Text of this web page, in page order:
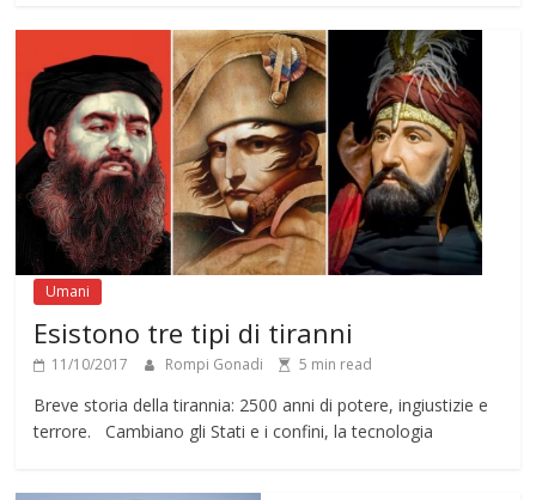
Umani
Esistono tre tipi di tiranni
11/10/2017 Rompi Gonadi 5 min read
Breve storia della tirannia: 2500 anni di potere, ingiustizie e
terrore. Cambiano gli Stati e i confini, la tecnologia